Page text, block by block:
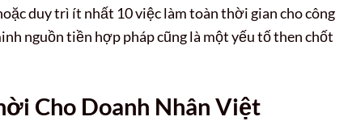
duy trì ít nhất 10 việc làm toàn thời gian cho công
nguồn tiền hợp pháp cũng là một yếu tố then chốt
Cho Doanh Nhân Việt